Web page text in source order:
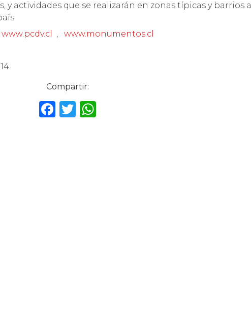
y actividades que se realizarán en zonas típicas y barrios a
www.pcdv.cl ,www.monumentos.cl
Compartir:
F T W